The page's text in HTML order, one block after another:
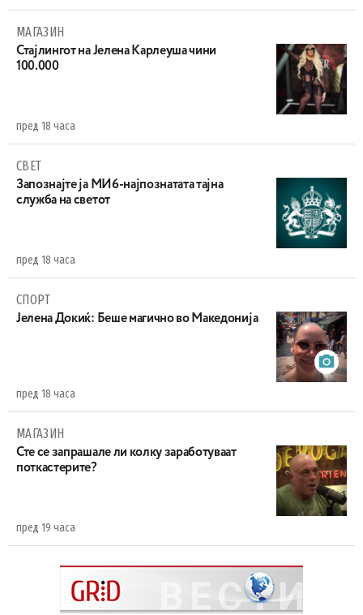
МАГАЗИН
Стајлингот на Јелена Карлеуша чини
100.000
пред 18 часа
СВЕТ
Запознајте ја МИ6-најпознатата тајна
служба на светот
пред 18 часа
СПОРТ
Јелена Докиќ: Беше магично во Македонија
пред 18 часа
МАГАЗИН
Сте се запрашале ли колку заработуваат
поткастерите?
пред 19 часа